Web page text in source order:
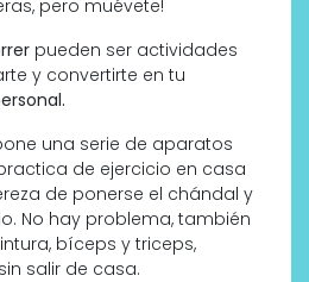
pero muévete!
pueden ser actividades
y convertirte en tu
una serie de aparatos
de ejercicio en casa
de ponerse el chándal y
No hay problema, también
bíceps y triceps,
salir de casa.